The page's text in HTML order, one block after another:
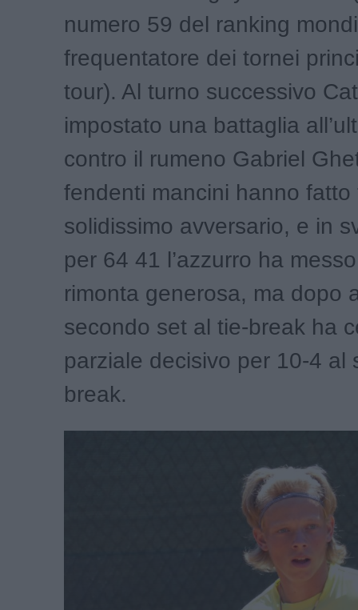
numero 59 del ranking
frequentatore dei tornei
tour). Al turno successivo
impostato una battaglia
contro il rumeno Gabriel
fendenti mancini hanno fatto
solidissimo avversario, e in
per 64 41 l’azzurro ha
rimonta generosa, ma dopo
secondo set al tie-break ha
parziale decisivo per 10-4 al
break.